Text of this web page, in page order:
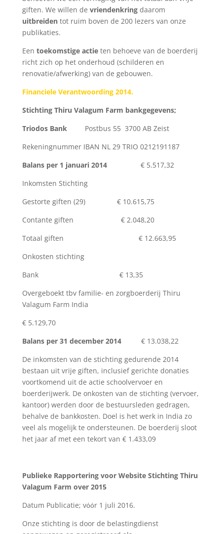
giften. We willen de vriendenkringdaarom
uitbreidentot ruim boven de 200 lezers van onze
publikaties.
Een toekomstige actieten behoeve van de boerderij
richt zich op het onderhoud (schilderen en
renovatie/afwerking) van de gebouwen.
Financiele Verantwoording 2014.
Stichting Thiru Valagum Farm bankgegevens;
Triodos BankPostbus 55 3700 AB Zeist
Rekeningnummer IBAN NL 29 TRIO 0212191187
Balans per 1 januari 2014€ 5.517,32
Inkomsten Stichting
Gestorte giften (29) € 10.615,75
Contante giften € 2.048,20
Totaal giften € 12.663,95
Onkosten stichting
Bank € 13,35
Overgeboekt tbv familie- en zorgboerderij Thiru
Valagum Farm India
€ 5.129,70
Balans per 31 december 2014€ 13.038,22
De inkomsten van de stichting gedurende 2014
bestaan uit vrije giften, inclusief gerichte donaties
voortkomend uit de actie schoolvervoer en
boerderijwerk. De onkosten van de stichting (vervoer,
kantoor) werden door de bestuursleden gedragen,
behalve de bankkosten. Doel is het werk in India zo
veel als mogelijk te ondersteunen. De boerderij sloot
het jaar af met een tekort van € 1.433,09
Publieke Rapportering voor Website Stichting Thiru
Valagum Farm over 2015
Datum Publicatie; vόόr 1 juli 2016.
Onze stichting is door de belastingdienst